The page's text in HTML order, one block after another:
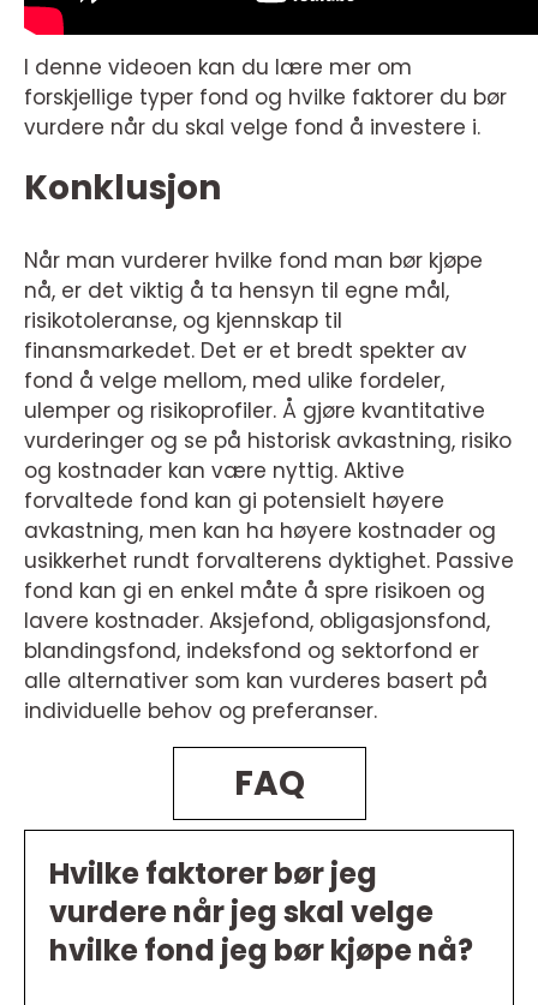
I denne videoen kan du lære mer om
forskjellige typer fond og hvilke faktorer du bør
vurdere når du skal velge fond å investere i.
Konklusjon
Når man vurderer hvilke fond man bør kjøpe
nå, er det viktig å ta hensyn til egne mål,
risikotoleranse, og kjennskap til
finansmarkedet. Det er et bredt spekter av
fond å velge mellom, med ulike fordeler,
ulemper og risikoprofiler. Å gjøre kvantitative
vurderinger og se på historisk avkastning, risiko
og kostnader kan være nyttig. Aktive
forvaltede fond kan gi potensielt høyere
avkastning, men kan ha høyere kostnader og
usikkerhet rundt forvalterens dyktighet. Passive
fond kan gi en enkel måte å spre risikoen og
lavere kostnader. Aksjefond, obligasjonsfond,
blandingsfond, indeksfond og sektorfond er
alle alternativer som kan vurderes basert på
individuelle behov og preferanser.
FAQ
Hvilke faktorer bør jeg
vurdere når jeg skal velge
hvilke fond jeg bør kjøpe nå?